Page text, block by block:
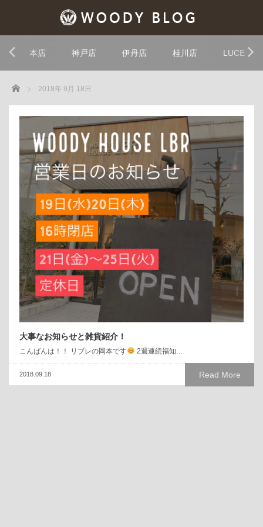
本店 神戸店 伊丹店 桂川店 LUCE
Home 2018年 9月 18日
大事なお知らせと雑貨紹介！
こんばんは！！ リブレの岡本です 2週連続福知…
Read More
2018.09.18